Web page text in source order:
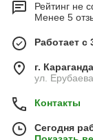
Рейтинг не
Менее 5
Работает с
г. Караганда
ул.
Контакты
Сегодня